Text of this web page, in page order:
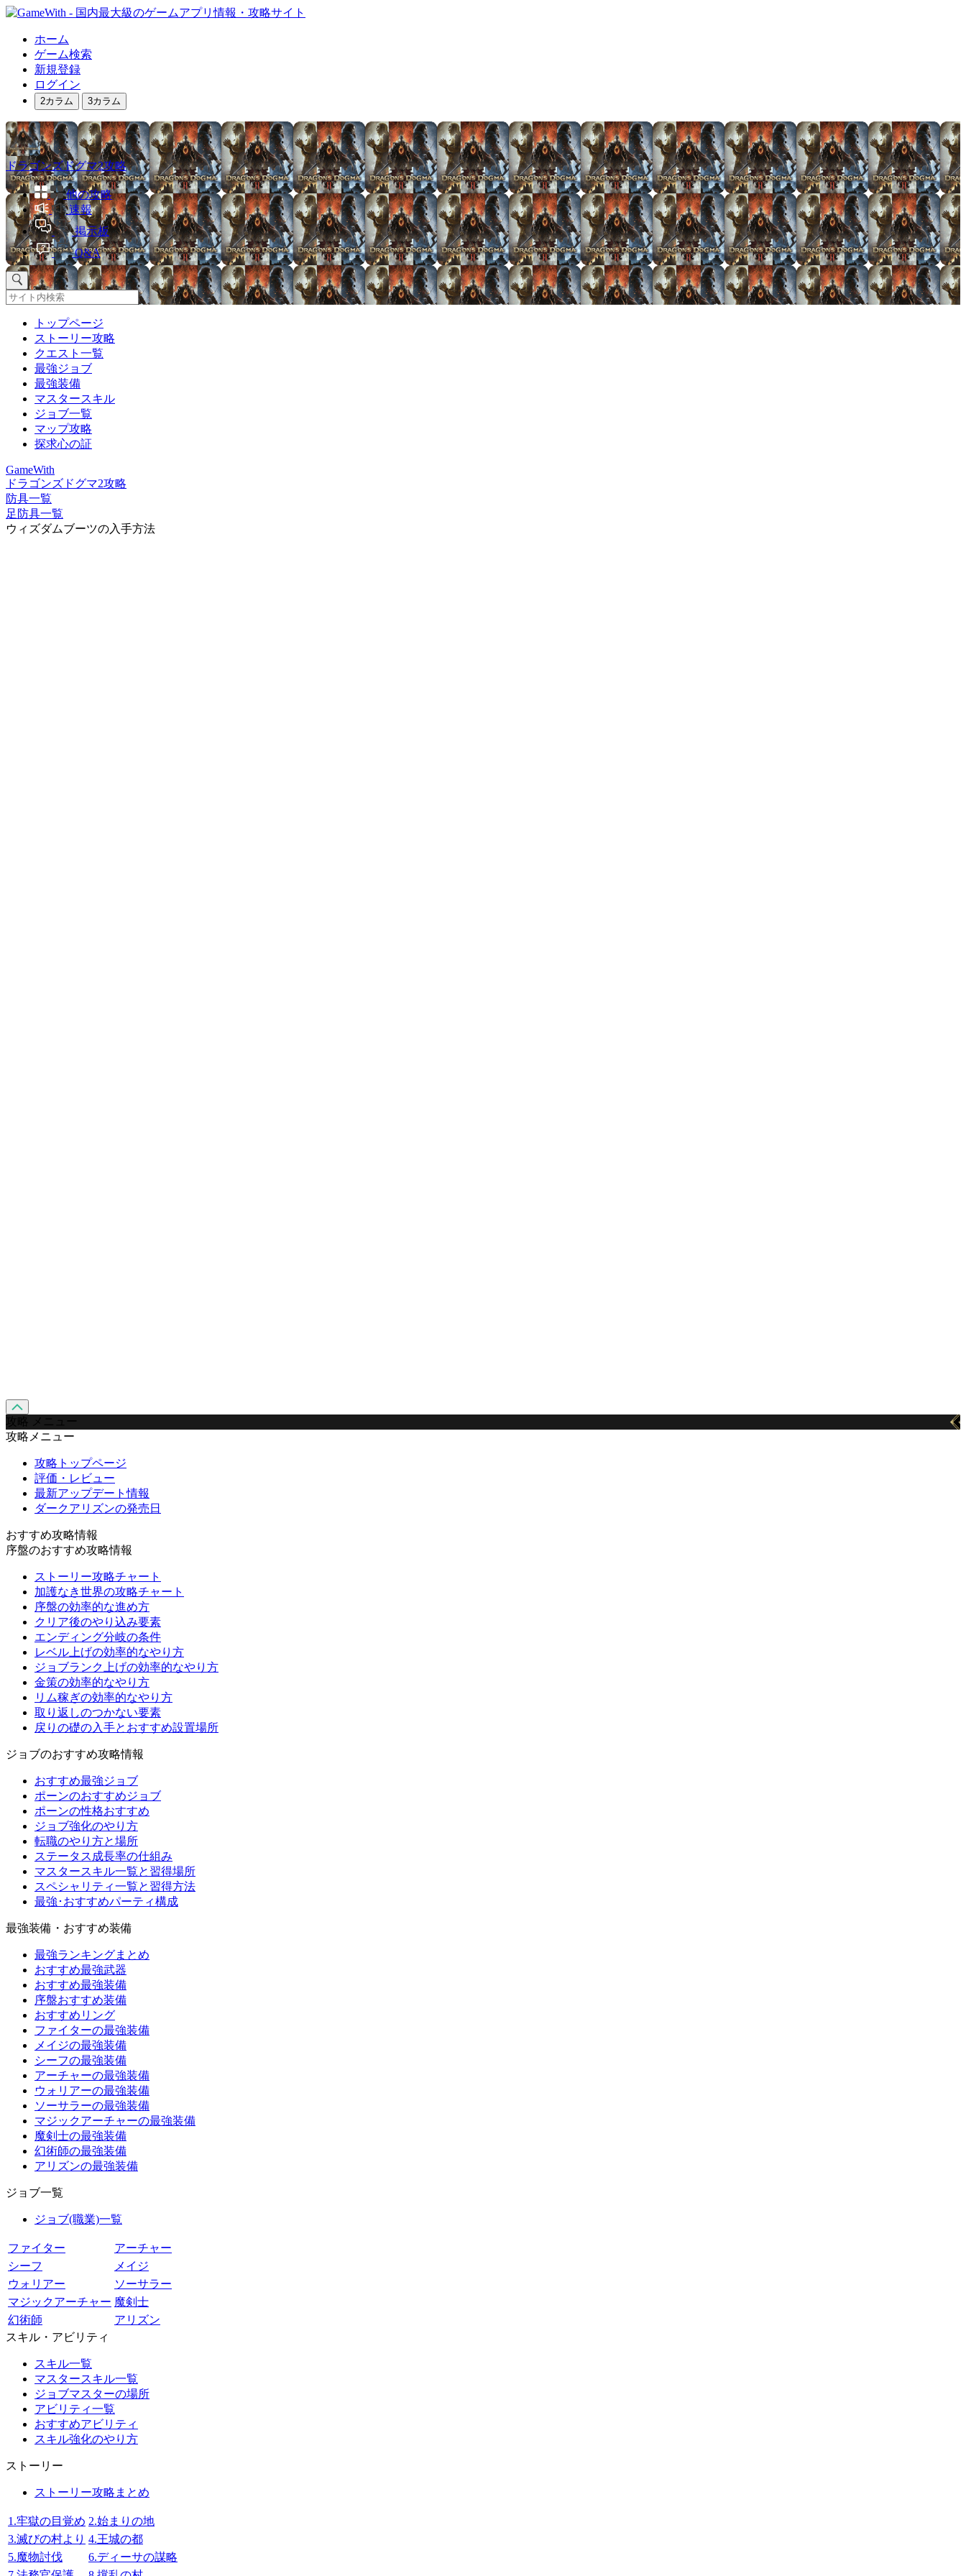
ホーム
ゲーム検索
新規登録
ログイン
2カラム 3カラム
ドラゴンズドグマ2攻略
他の攻略
速報
掲示板
Q&A
トップページ
ストーリー攻略
クエスト一覧
最強ジョブ
最強装備
マスタースキル
ジョブ一覧
マップ攻略
探求心の証
GameWith
ドラゴンズドグマ2攻略
防具一覧
足防具一覧
ウィズダムブーツの入手方法
攻略 メニュー
攻略メニュー
攻略トップページ
評価・レビュー
最新アップデート情報
ダークアリズンの発売日
おすすめ攻略情報
序盤のおすすめ攻略情報
ストーリー攻略チャート
加護なき世界の攻略チャート
序盤の効率的な進め方
クリア後のやり込み要素
エンディング分岐の条件
レベル上げの効率的なやり方
ジョブランク上げの効率的なやり方
金策の効率的なやり方
リム稼ぎの効率的なやり方
取り返しのつかない要素
戻りの礎の入手とおすすめ設置場所
ジョブのおすすめ攻略情報
おすすめ最強ジョブ
ポーンのおすすめジョブ
ポーンの性格おすすめ
ジョブ強化のやり方
転職のやり方と場所
ステータス成長率の仕組み
マスタースキル一覧と習得場所
スペシャリティ一覧と習得方法
最強･おすすめパーティ構成
最強装備・おすすめ装備
最強ランキングまとめ
おすすめ最強武器
おすすめ最強装備
序盤おすすめ装備
おすすめリング
ファイターの最強装備
メイジの最強装備
シーフの最強装備
アーチャーの最強装備
ウォリアーの最強装備
ソーサラーの最強装備
マジックアーチャーの最強装備
魔剣士の最強装備
幻術師の最強装備
アリズンの最強装備
ジョブ一覧
ジョブ(職業)一覧
ファイター
アーチャー
シーフ
メイジ
ウォリアー
ソーサラー
マジックアーチャー 魔剣士
幻術師
アリズン
スキル・アビリティ
スキル一覧
マスタースキル一覧
ジョブマスターの場所
アビリティ一覧
おすすめアビリティ
スキル強化のやり方
ストーリー
ストーリー攻略まとめ
1.牢獄の目覚め 2.始まりの地
3.滅びの村より 4.王城の都
5.魔物討伐
6.ディーサの謀略